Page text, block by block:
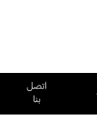
اتصل
بنا